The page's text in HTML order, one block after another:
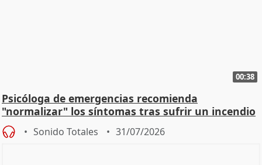
00:38
Psicóloga de emergencias recomienda
"normalizar" los síntomas tras sufrir un incendio
Sonido Totales 31/07/2026